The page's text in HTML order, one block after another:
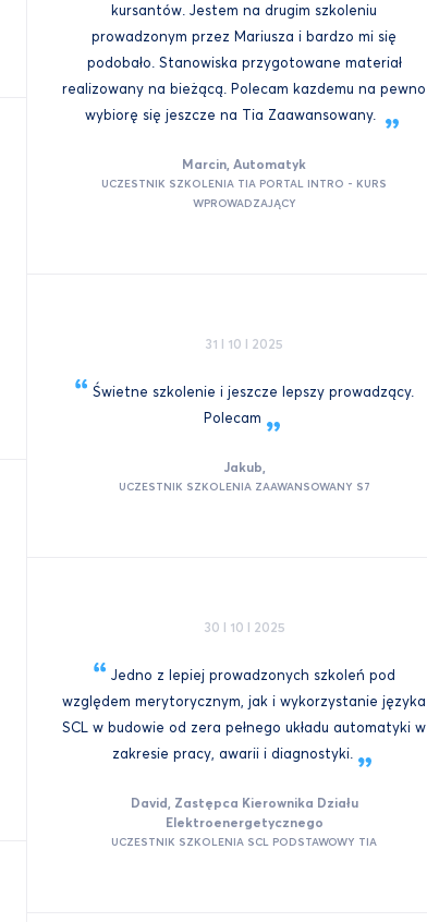
kursantów. Jestem na drugim szkoleniu
prowadzonym przez Mariusza i bardzo mi się
podobało. Stanowiska przygotowane materiał
realizowany na bieżącą. Polecam kazdemu na pewno
wybiorę się jeszcze na Tia Zaawansowany.
Marcin, Automatyk
UCZESTNIK SZKOLENIA TIA PORTAL INTRO - KURS
WPROWADZAJĄCY
31 I 10 I 2025
Świetne szkolenie i jeszcze lepszy prowadzący.
Polecam
Jakub,
UCZESTNIK SZKOLENIA ZAAWANSOWANY S7
30 I 10 I 2025
Jedno z lepiej prowadzonych szkoleń pod
względem merytorycznym, jak i wykorzystanie języka
SCL w budowie od zera pełnego układu automatyki w
zakresie pracy, awarii i diagnostyki.
David, Zastępca Kierownika Działu
Elektroenergetycznego
UCZESTNIK SZKOLENIA SCL PODSTAWOWY TIA